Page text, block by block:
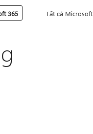
365 Tất cả Microsoft